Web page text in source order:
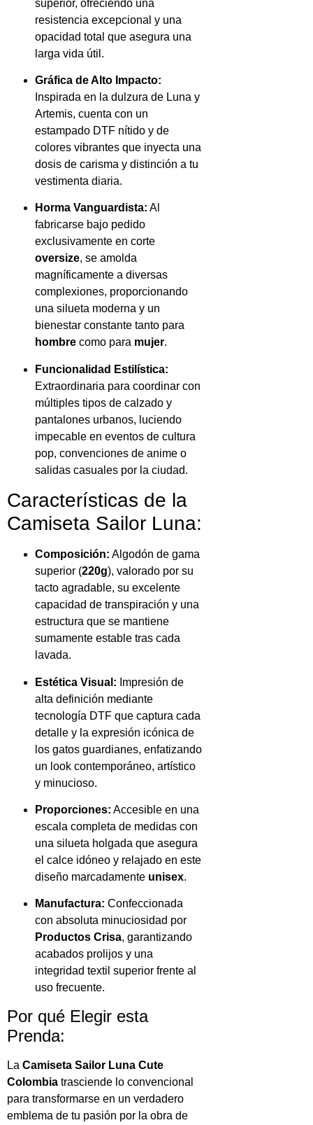
superior, ofreciendo una
resistencia excepcional y una
opacidad total que asegura una
larga vida útil.
Gráfica de Alto Impacto:
Inspirada en la dulzura de Luna y
Artemis, cuenta con un
estampado DTF nítido y de
colores vibrantes que inyecta una
dosis de carisma y distinción a tu
vestimenta diaria.
Horma Vanguardista: Al
fabricarse bajo pedido
exclusivamente en corte
oversize, se amolda
magníficamente a diversas
complexiones, proporcionando
una silueta moderna y un
bienestar constante tanto para
hombre como para mujer.
Funcionalidad Estilística:
Extraordinaria para coordinar con
múltiples tipos de calzado y
pantalones urbanos, luciendo
impecable en eventos de cultura
pop, convenciones de anime o
salidas casuales por la ciudad.
Características de la
Camiseta Sailor Luna:
Composición: Algodón de gama
superior (220g), valorado por su
tacto agradable, su excelente
capacidad de transpiración y una
estructura que se mantiene
sumamente estable tras cada
lavada.
Estética Visual: Impresión de
alta definición mediante
tecnología DTF que captura cada
detalle y la expresión icónica de
los gatos guardianes, enfatizando
un look contemporáneo, artístico
y minucioso.
Proporciones: Accesible en una
escala completa de medidas con
una silueta holgada que asegura
el calce idóneo y relajado en este
diseño marcadamente unisex.
Manufactura: Confeccionada
con absoluta minuciosidad por
Productos Crisa, garantizando
acabados prolijos y una
integridad textil superior frente al
uso frecuente.
Por qué Elegir esta
Prenda:
La Camiseta Sailor Luna Cute
Colombia trasciende lo convencional
para transformarse en un verdadero
emblema de tu pasión por la obra de